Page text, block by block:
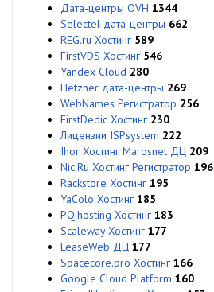
Дата-центры OVH 1344
Selectel дата-центры 662
REG.ru Хостинг 589
FirstVDS Хостинг 546
Yandex Cloud 280
Hetzner дата-центры 269
WebNames Регистратор 256
FirstDedic Хостинг 230
Лицензии ISPsystem 222
Ihor Хостинг Marosnet ДЦ 209
Nic.Ru Хостинг Регистратор 196
Rackstore Хостинг 195
YaColo Хостинг 185
PQ.hosting Хостинг 183
Scaleway Хостинг 177
LeaseWeb ДЦ 177
Spacecore.pro Хостинг 166
Google Cloud Platform 160